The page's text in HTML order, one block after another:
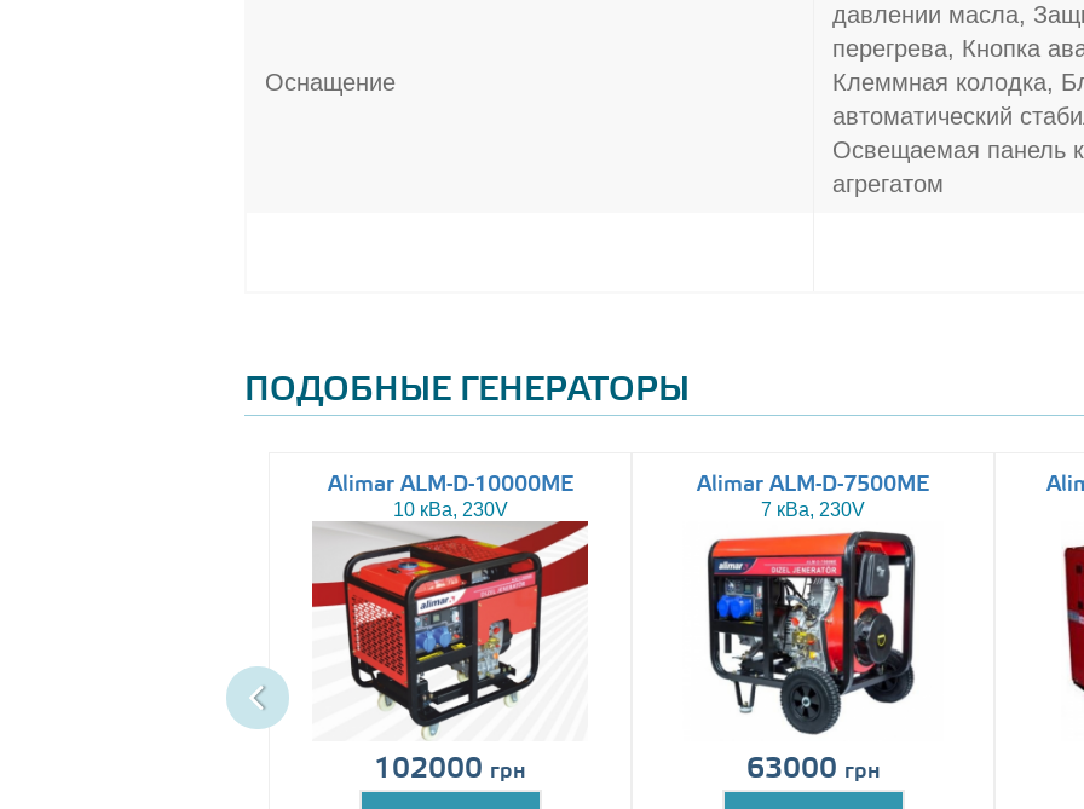
Оснащение
давлении масла,
перегрева, Кнопка
Клеммная колодка,
автоматический
Освещаемая панель
агрегатом
ПОДОБНЫЕ ГЕНЕРАТОРЫ
Alimar ALM-D-10000ME
10 кВа, 230V
102000 грн
Alimar ALM-D-7500ME
7 кВа, 230V
63000 грн